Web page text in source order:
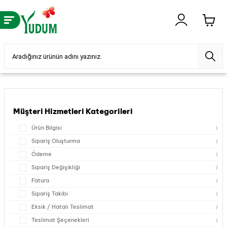
Müşteri Hizmetleri Kategorileri
Ürün Bilgisi
Sipariş Oluşturma
Ödeme
Sipariş Değişikliği
Fatura
Sipariş Takibi
Eksik / Hatalı Teslimat
Teslimat Şeçenekleri